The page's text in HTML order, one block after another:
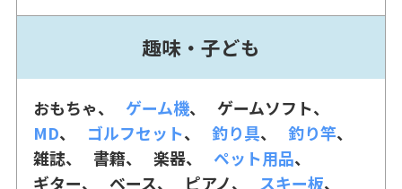
趣味・子ども
おもちゃ ゲーム機
ゲームソフト
MD
ゴルフセット 釣り具
釣り竿
雑誌
書籍 楽器
ペット用品
ギター
ベース ピアノ スキー板